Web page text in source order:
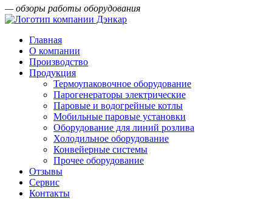
— обзоры работы оборудования
Главная
О компании
Производство
Продукция
Термоупаковочное оборудование
Парогенераторы электрические
Паровые и водогрейные котлы
Мобильные паровые установки
Оборудование для линий розлива
Холодильное оборудование
Конвейерные системы
Прочее оборудование
Отзывы
Сервис
Контакты